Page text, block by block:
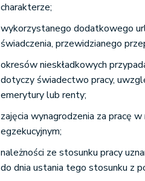
charakterze;
wykorzystanego dodatkowego
świadczenia, przewidzianego
okresów nieskładkowych
dotyczy świadectwo pracy,
emerytury lub renty;
zajęcia wynagrodzenia za pracę
egzekucyjnym;
należności ze stosunku pracy
do dnia ustania tego stosunku z